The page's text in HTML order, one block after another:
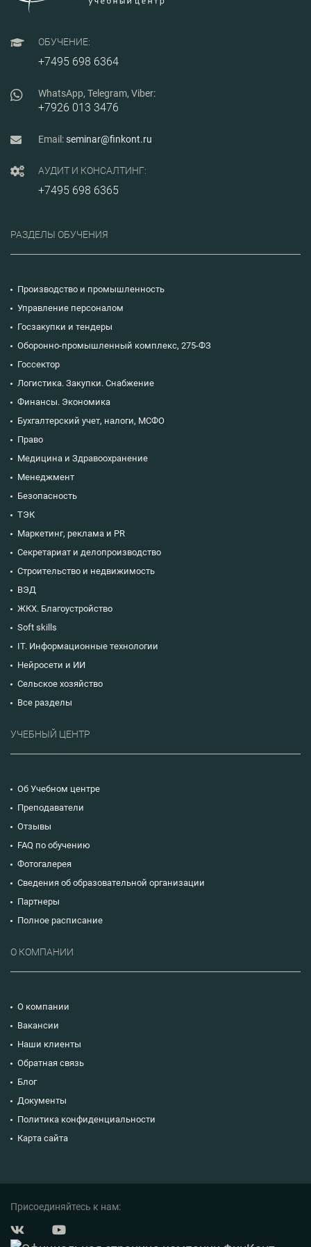
ОБУЧЕНИЕ:
+7495 698 6364
WhatsApp, Telegram, Viber:
+7926 013 3476
Email:seminar@finkont.ru
АУДИТ И КОНСАЛТИНГ:
+7495 698 6365
РАЗДЕЛЫ ОБУЧЕНИЯ
Производство и промышленность
Управление персоналом
Госзакупки и тендеры
Оборонно-промышленный комплекс, 275-ФЗ
Госсектор
Логистика. Закупки. Снабжение
Финансы. Экономика
Бухгалтерский учет, налоги, МСФО
Право
Медицина и Здравоохранение
Менеджмент
Безопасность
ТЭК
Маркетинг, реклама и PR
Секретариат и делопроизводство
Строительство и недвижимость
ВЭД
ЖКХ. Благоустройство
Soft skills
IT. Информационные технологии
Нейросети и ИИ
Сельское хозяйство
Все разделы
УЧЕБНЫЙ ЦЕНТР
Об Учебном центре
Преподаватели
Отзывы
FAQ по обучению
Фотогалерея
Сведения об образовательной организации
Партнеры
Полное расписание
О КОМПАНИИ
О компании
Вакансии
Наши клиенты
Обратная связь
Блог
Документы
Политика конфиденциальности
Карта сайта
Присоединяйтесь к нам: